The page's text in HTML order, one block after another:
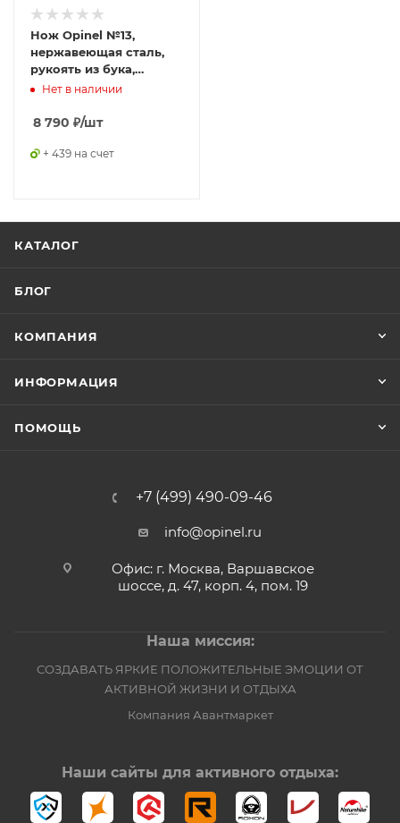
Нож Opinel №13,
нержавеющая сталь,
рукоять из бука,
кожаный темляк,
122136
Нет в наличии
8 790 ₽/шт
+ 439 на счет
КАТАЛОГ
БЛОГ
КОМПАНИЯ
ИНФОРМАЦИЯ
ПОМОЩЬ
+7 (499) 490-09-46
info@opinel.ru
Офис: г. Москва, Варшавское
шоссе, д. 47, корп. 4, пом. 19
Наша миссия:
СОЗДАВАТЬ ЯРКИЕ ПОЛОЖИТЕЛЬНЫЕ ЭМОЦИИ ОТ
АКТИВНОЙ ЖИЗНИ И ОТДЫХА
Компания Авантмаркет
Наши сайты для активного отдыха: